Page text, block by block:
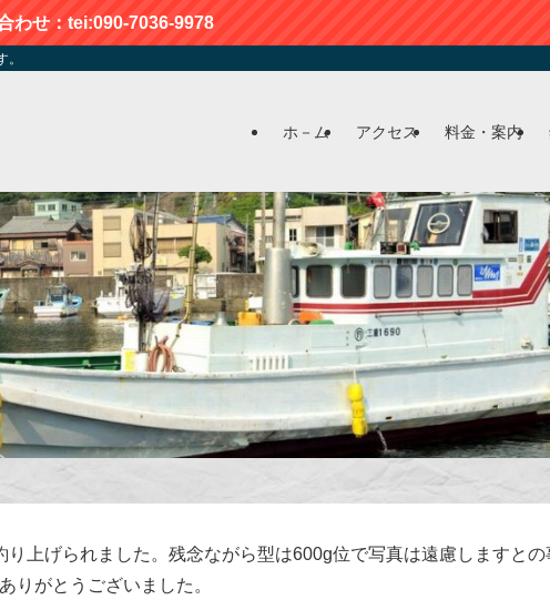
わせ：tei:090-7036-9978
ホ－ム アクセス 料金・案内
上げられました。残念ながら型は600g位で写真は遠慮しますと
りがとうございました。